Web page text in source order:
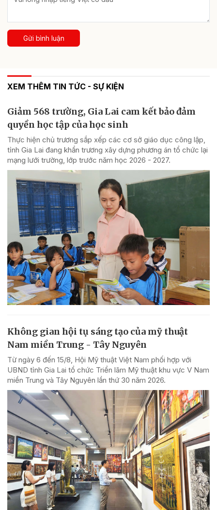
Gửi bình luận
XEM THÊM TIN TỨC - SỰ KIỆN
Giảm 568 trường, Gia Lai cam kết bảo đảm
quyền học tập của học sinh
Thực hiện chủ trương sắp xếp các cơ sở giáo dục công lập,
tỉnh Gia Lai đang khẩn trương xây dựng phương án tổ chức lại
mạng lưới trường, lớp trước năm học 2026 - 2027.
Không gian hội tụ sáng tạo của mỹ thuật
Nam miền Trung - Tây Nguyên
Từ ngày 6 đến 15/8, Hội Mỹ thuật Việt Nam phối hợp với
UBND tỉnh Gia Lai tổ chức Triển lãm Mỹ thuật khu vực V Nam
miền Trung và Tây Nguyên lần thứ 30 năm 2026.